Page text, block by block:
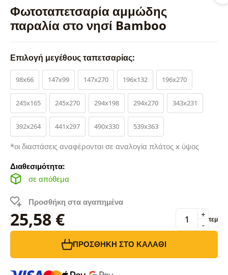
Φωτοταπετσαρία αμμώδης
παραλία στο νησί Bamboo
Επιλογή μεγέθους ταπετσαρίας:
98x66 147x99 147x270 196x132 196x270
245x165 245x270 294x198 294x270 343x231
392x264 441x297 490x330 539x363
*οι διαστάσεις αναφέρονται σε αναλογία πλάτος x ύψος
Διαθεσιμότητα:
σε απόθεμα
Προσθήκη στα αγαπημένα
25,58 € -
+ τεμ
ΠΡΟΣΘΉΚΗ ΣΤΟ ΚΑΛΆΘΙ